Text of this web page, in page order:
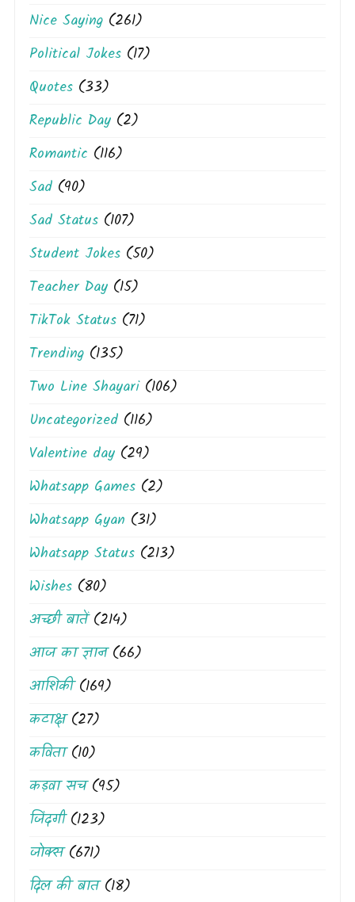
Nice Saying (261)
Political Jokes (17)
Quotes (33)
Republic Day (2)
Romantic (116)
Sad (90)
Sad Status (107)
Student Jokes (50)
Teacher Day (15)
TikTok Status (71)
Trending (135)
Two Line Shayari(106)
Uncategorized (116)
Valentine day (29)
Whatsapp Games (2)
Whatsapp Gyan (31)
Whatsapp Status (213)
Wishes (80)
अच्छी बातें(214)
आज का ज्ञान(66)
आशिकी(169)
कटाक्ष(27)
कविता(10)
कड़वा सच(95)
जिंदगी(123)
जोक्स(671)
दिल की बात(18)